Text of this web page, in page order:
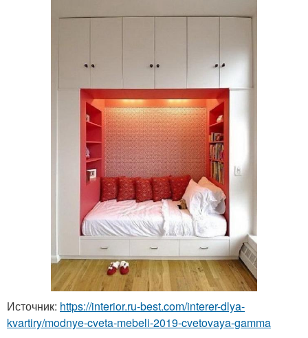
Источник: https://interior.ru-best.com/interer-dlya-
kvartiry/modnye-cveta-mebeli-2019-cvetovaya-gamma